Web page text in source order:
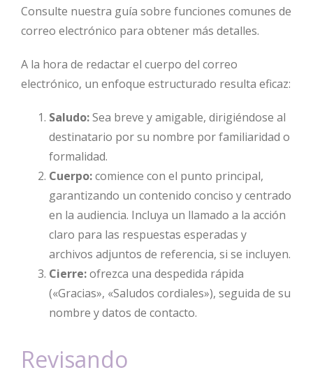
Consulte nuestra guía sobre funciones comunes de
correo electrónico para obtener más detalles.
A la hora de redactar el cuerpo del correo
electrónico, un enfoque estructurado resulta eficaz:
Saludo:Sea breve y amigable, dirigiéndose al
destinatario por su nombre por familiaridad o
formalidad.
Cuerpo:comience con el punto principal,
garantizando un contenido conciso y centrado
en la audiencia. Incluya un llamado a la acción
claro para las respuestas esperadas y
archivos adjuntos de referencia, si se incluyen.
Cierre:ofrezca una despedida rápida
(«Gracias», «Saludos cordiales»), seguida de su
nombre y datos de contacto.
Revisando